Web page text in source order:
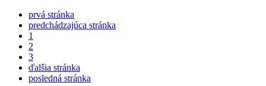
prvá stránka
predchádzajúca stránka
1
2
3
ďalšia stránka
posledná stránka